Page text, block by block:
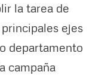
la tarea de
ejes
departamento
campaña